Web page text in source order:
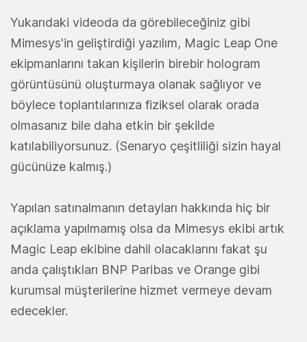
Yukarıdaki videoda da görebileceğiniz gibi
Mimesys'in geliştirdiği yazılım, Magic Leap One
ekipmanlarını takan kişilerin birebir hologram
görüntüsünü oluşturmaya olanak sağlıyor ve
böylece toplantılarınıza fiziksel olarak orada
olmasanız bile daha etkin bir şekilde
katılabiliyorsunuz. (Senaryo çeşitliliği sizin hayal
gücünüze kalmış.)
Yapılan satınalmanın detayları hakkında hiç bir
açıklama yapılmamış olsa da Mimesys ekibi artık
Magic Leap ekibine dahil olacaklarını fakat şu
anda çalıştıkları BNP Paribas ve Orange gibi
kurumsal müşterilerine hizmet vermeye devam
edecekler.